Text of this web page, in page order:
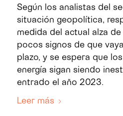
Según los analistas del
situación geopolítica,
medida del actual alza
pocos signos de que
plazo, y se espera que
energía sigan siendo
entrado el año 2023.
Leer más